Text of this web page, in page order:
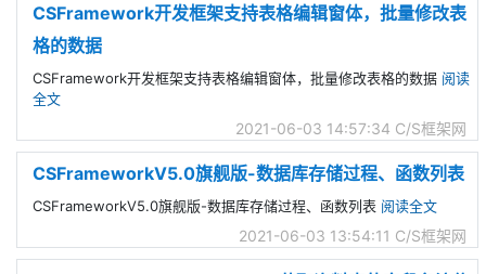
CSFramework开发框架支持表格编辑窗体，批量修改表
格的数据
CSFramework开发框架支持表格编辑窗体，批量修改表格的数据 阅读
全文
2021-06-03 14:57:34 C/S框架网
CSFrameworkV5.0旗舰版-数据库存储过程、函数列表
CSFrameworkV5.0旗舰版-数据库存储过程、函数列表 阅读全文
2021-06-03 13:54:11 C/S框架网